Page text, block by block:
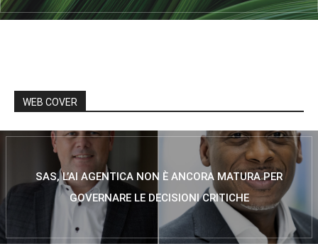
WEB COVER
SAS, L’AI AGENTICA NON È ANCORA MATURA PER
GOVERNARE LE DECISIONI CRITICHE